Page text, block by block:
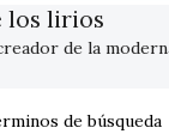
los lirios
de la
de búsqueda